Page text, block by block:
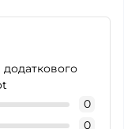
додаткового
0
0